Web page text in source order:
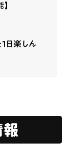
日楽しん
報